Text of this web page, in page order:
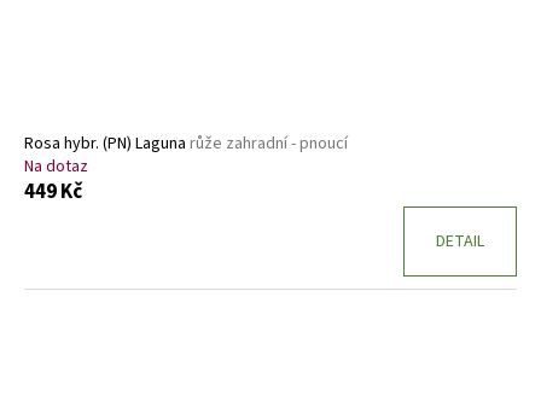
Rosa hybr. (PN) Laguna růže zahradní - pnoucí
Na dotaz
449 Kč
DETAIL